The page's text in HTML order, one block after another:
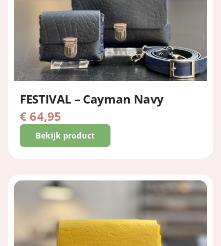
FESTIVAL – Cayman Navy
Bekijk product
€ 64,95